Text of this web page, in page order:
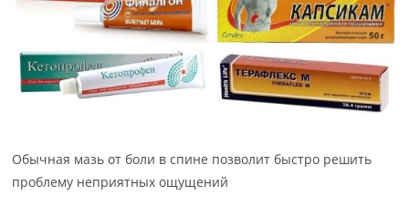
Обычная мазь от боли в спине позволит быстро решить
проблему неприятных ощущений